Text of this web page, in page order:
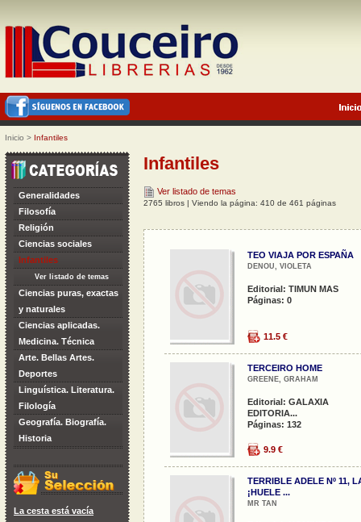
Inicio > Infantiles
Generalidades
Filosofía
Religión
Ciencias sociales
Infantiles
Ver listado de temas
Ciencias puras, exactas
y naturales
Ciencias aplicadas.
Medicina. Técnica
Arte. Bellas Artes.
Deportes
Linguística. Literatura.
Filología
Geografía. Biografía.
Historia
La cesta está vacía
Infantiles
Ver listado de temas
2765 libros | Viendo la página: 410 de 461 páginas
TEO VIAJA POR ESPAÑA
DENOU, VIOLETA
Editorial: TIMUN MAS
Páginas: 0
11.5 €
TERCEIRO HOME
GREENE, GRAHAM
Editorial: GALAXIA
EDITORIA...
Páginas: 132
9.9 €
TERRIBLE ADELE Nº 11,
¡HUELE ...
MR TAN